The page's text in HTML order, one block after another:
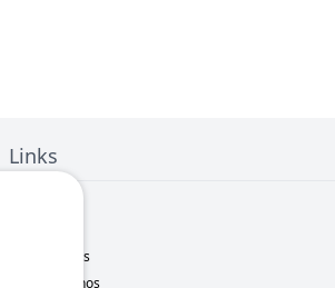
Links
Sucursales
Contáctanos